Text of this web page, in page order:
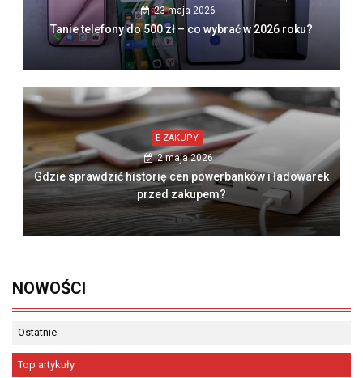
23 maja 2026
Tanie telefony do 500 zł – co wybrać w 2026 roku?
E-ZAKUPY
2 maja 2026
Gdzie sprawdzić historię cen powerbanków i ładowarek
przed zakupem?
NOWOŚCI
Ostatnie
Top artykuły